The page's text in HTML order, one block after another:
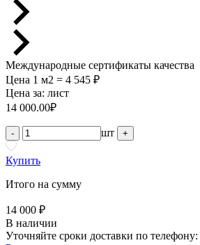
Международные сертификаты качества
Цена 1 м2 = 4 545 ₽
Цена за: лист
14 000.00₽
- шт +
Купить
Итого на сумму
14 000 ₽
В наличии
Уточняйте сроки доставки по телефону: